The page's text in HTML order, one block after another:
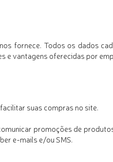
fornece. Todos os dados
e vantagens oferecidas por
suas compras no site.
promoções de
e-mails e/ou SMS.